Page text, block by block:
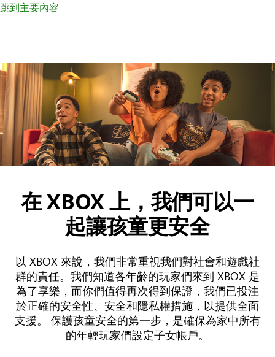
跳到主要內容
在 XBOX 上，我們可以一
起讓孩童更安全
以 XBOX 來說，我們非常重視我們對社會和遊戲社
群的責任。我們知道各年齡的玩家們來到 XBOX 是
為了享樂，而你們值得再次得到保證，我們已投注
於正確的安全性、安全和隱私權措施，以提供全面
支援。 保護孩童安全的第一步，是確保為家中所有
的年輕玩家們設定子女帳戶。